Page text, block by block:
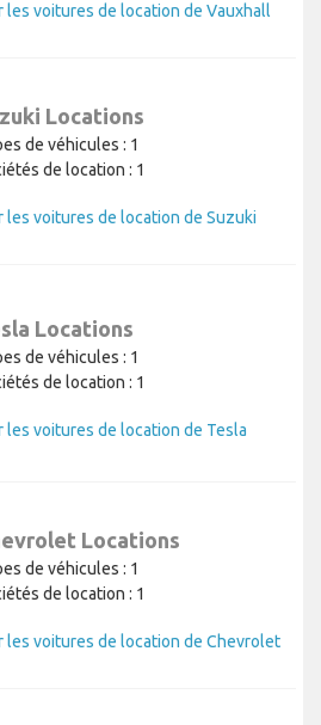
les voitures de location de Vauxhall
Locations
de véhicules : 1
de location : 1
les voitures de location de Suzuki
Locations
de véhicules : 1
de location : 1
les voitures de location de Tesla
Locations
de véhicules : 1
de location : 1
les voitures de location de Chevrolet